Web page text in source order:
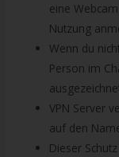
eine
Nutzung
Wenn du
Person im
VPN Server
auf den
Dieser